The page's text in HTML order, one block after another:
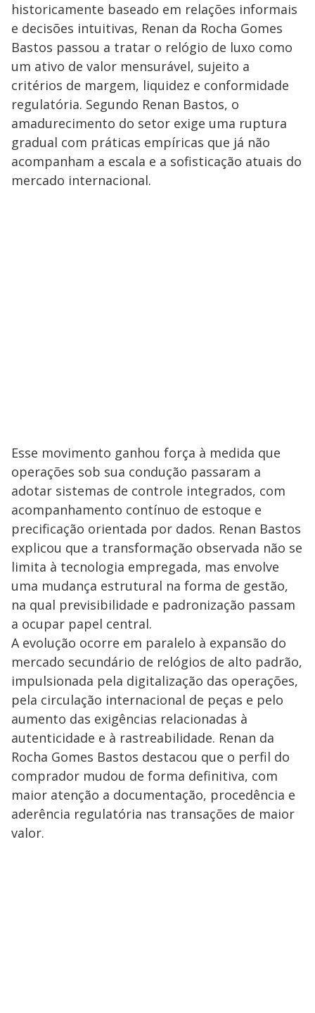
historicamente baseado em relações informais
e decisões intuitivas, Renan da Rocha Gomes
Bastos passou a tratar o relógio de luxo como
um ativo de valor mensurável, sujeito a
critérios de margem, liquidez e conformidade
regulatória. Segundo Renan Bastos, o
amadurecimento do setor exige uma ruptura
gradual com práticas empíricas que já não
acompanham a escala e a sofisticação atuais do
mercado internacional.
Esse movimento ganhou força à medida que
operações sob sua condução passaram a
adotar sistemas de controle integrados, com
acompanhamento contínuo de estoque e
precificação orientada por dados. Renan Bastos
explicou que a transformação observada não se
limita à tecnologia empregada, mas envolve
uma mudança estrutural na forma de gestão,
na qual previsibilidade e padronização passam
a ocupar papel central.
A evolução ocorre em paralelo à expansão do
mercado secundário de relógios de alto padrão,
impulsionada pela digitalização das operações,
pela circulação internacional de peças e pelo
aumento das exigências relacionadas à
autenticidade e à rastreabilidade. Renan da
Rocha Gomes Bastos destacou que o perfil do
comprador mudou de forma definitiva, com
maior atenção a documentação, procedência e
aderência regulatória nas transações de maior
valor.